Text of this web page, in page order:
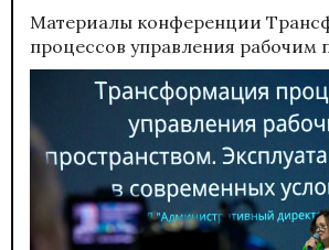
Материалы конференции
процессов управления рабочим